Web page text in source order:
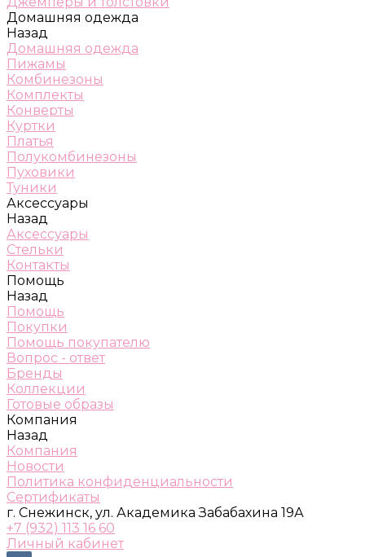
Домашняя одежда
Назад
Домашняя одежда
Пижамы
Комбинезоны
Комплекты
Конверты
Куртки
Платья
Полукомбинезоны
Пуховики
Туники
Аксессуары
Назад
Аксессуары
Стельки
Контакты
Помощь
Назад
Помощь
Покупки
Помощь покупателю
Вопрос - ответ
Бренды
Коллекции
Готовые образы
Компания
Назад
Компания
Новости
Политика конфиденциальности
Сертификаты
г. Снежинск, ул. Академика Забабахина 19А
+7 (932) 113 16 60
Личный кабинет